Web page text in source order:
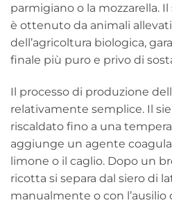
parmigiano o la mozzarella.
è ottenuto da animali
dell’agricoltura biologica,
finale più puro e privo di
Il processo di produzione
relativamente semplice. Il
riscaldato fino a una
aggiunge un agente
limone o il caglio. Dopo un
ricotta si separa dal siero di
manualmente o con